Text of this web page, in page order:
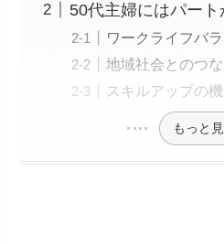
50代主婦にはパート
ワークライフバ
地域社会とのつな
スキルアップの
もっと